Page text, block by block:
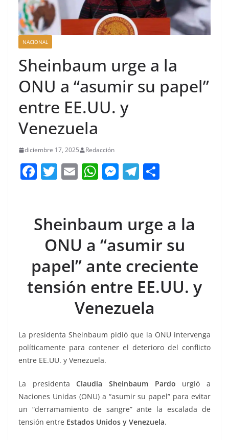
NACIONAL
Sheinbaum urge a la
ONU a “asumir su papel”
entre EE.UU. y
Venezuela
diciembre 17, 2025 Redacción
F
e
b
o
o
k
T
er
E
l
W
s
A
p
p
M
e
n
g
er
T
gr
a
m
p
ar
tir
Sheinbaum urge a la
ONU a “asumir su
papel” ante creciente
tensión entre EE.UU. y
Venezuela
La presidenta Sheinbaum pidió que la ONU intervenga
políticamente para contener el deterioro del conflicto
entre EE.UU. y Venezuela.
La presidentaClaudia Sheinbaum Pardo urgió a
Naciones Unidas (ONU) a “asumir su papel” para evitar
un “derramamiento de sangre” ante la escalada de
tensión entre Estados Unidos y Venezuela.